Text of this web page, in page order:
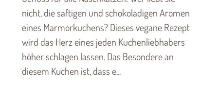
nicht, die saftigen und schokoladigen Aromen
eines Marmorkuchens? Dieses vegane Rezept
wird das Herz eines jeden Kuchenliebhabers
höher schlagen lassen. Das Besondere an
diesem Kuchen ist, dass e...